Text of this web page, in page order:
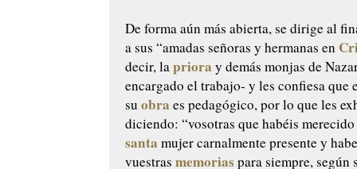
De forma aún más abierta, se dirige al
a sus “amadas señoras y hermanas en
decir, lapriora y demás monjas de
encargado el trabajo- y les confiesa que
suobra es pedagógico, por lo que les
diciendo: “vosotras que habéis merecido
santa mujer carnalmente presente y
vuestrasmemoriaspara siempre, según